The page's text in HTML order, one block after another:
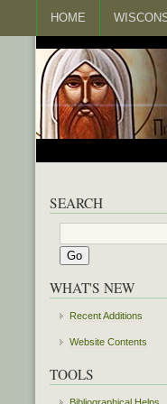
HOME
SEARCH
WHAT'S NEW
Recent Additions
Website Contents
TOOLS
Bibliographical Helps